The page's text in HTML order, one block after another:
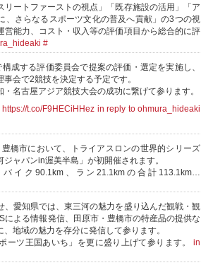
ートファーストの視点」「既存施設の活用」「ア
、さらなるスポーツ文化の普及へ貢献」の3つの視
営能力、コスト・収入等の評価項目から総合的に評
#
成する評価委員会で提案の評価・選定を実施し、
会で2競技を決定する予定です。
名古屋アジア競技大会の成功に繋げて参ります。
https://t.co/F9HECiHHez in reply to ohmura_hideaki
橋市において、トライアスロンの世界的シリーズ
ャパンin渥美半島」が初開催されます。
イク90.1km、ラン21.1kmの合計113.1km…
愛知県では、東三河の魅力を盛り込んだ観戦・観
による情報発信、田原市・豊橋市の特産品の提供な
地域の魅力を存分に発信して参ります。
ーツ王国あいち」を更に盛り上げて参ります。 in